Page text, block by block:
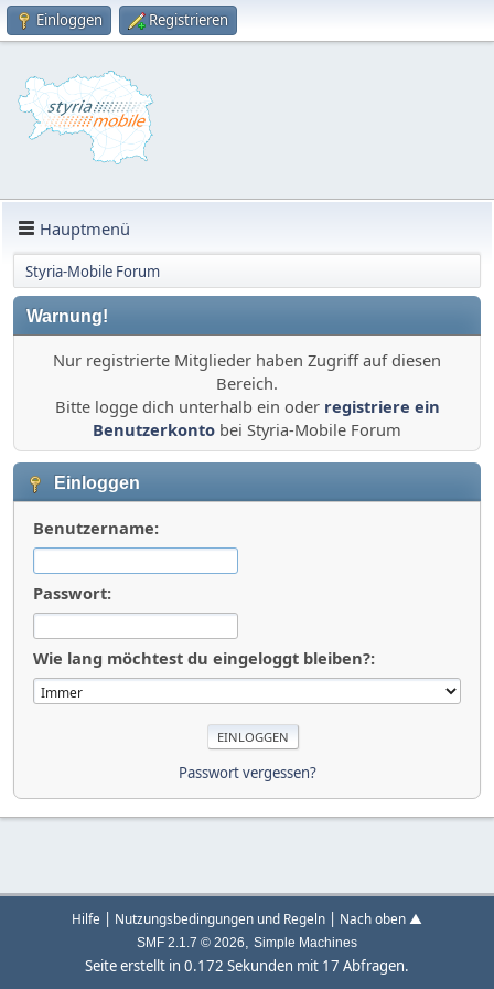
Einloggen Registrieren
Hauptmenü
Styria-Mobile Forum
Warnung!
Nur registrierte Mitglieder haben Zugriff auf diesen
Bereich.
Bitte logge dich unterhalb ein oder registriere ein
Benutzerkonto bei Styria-Mobile Forum
Einloggen
Benutzername:
Passwort:
Wie lang möchtest du eingeloggt bleiben?:
Passwort vergessen?
Hilfe | Nutzungsbedingungen und Regeln | Nach oben ▲
SMF 2.1.7 © 2026, Simple Machines
Seite erstellt in 0.172 Sekunden mit 17 Abfragen.